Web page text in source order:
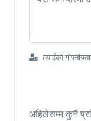
तपाईंको
अहिलेसम्म कुनै